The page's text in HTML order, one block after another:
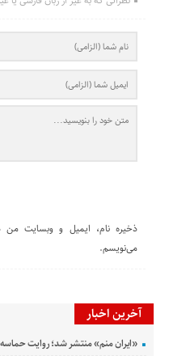
ذخیره نام، ایمیل و وبسایت من
می‌نویسم.
آخرین اخبار
«ایران منم» منتشر شد؛ روایت